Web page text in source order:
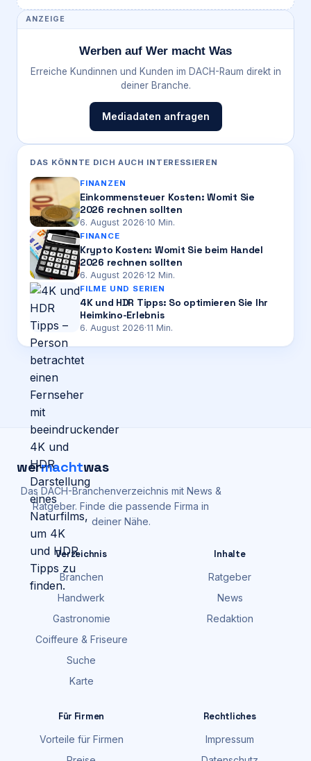
ANZEIGE
Werben auf Wer macht Was
Erreiche Kundinnen und Kunden im DACH-Raum direkt in
deiner Branche.
Mediadaten anfragen
DAS KÖNNTE DICH AUCH INTERESSIEREN
FINANZEN
Einkommensteuer Kosten: Womit Sie
2026 rechnen sollten
6. August 2026·10 Min.
FINANCE
Krypto Kosten: Womit Sie beim Handel
2026 rechnen sollten
6. August 2026·12 Min.
FILME UND SERIEN
4K und HDR Tipps: So optimieren Sie Ihr
Heimkino-Erlebnis
6. August 2026·11 Min.
wermachtwas
Das DACH-Branchenverzeichnis mit News &
Ratgeber. Finde die passende Firma in
deiner Nähe.
Verzeichnis
Branchen
Handwerk
Gastronomie
Coiffeure & Friseure
Suche
Karte
Inhalte
Ratgeber
News
Redaktion
Für Firmen
Vorteile für Firmen
Rechtliches
Impressum